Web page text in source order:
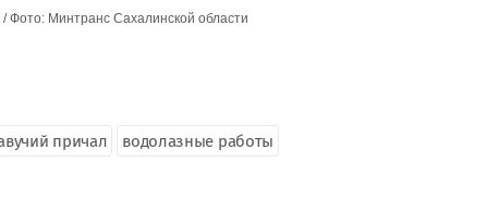
Фото: Минтранс Сахалинской области
причал водолазные работы